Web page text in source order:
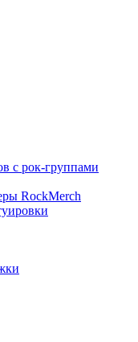
с рок-группами
RockMerch